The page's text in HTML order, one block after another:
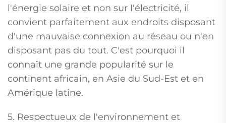
l'énergie solaire et non sur l'électricité, il
convient parfaitement aux endroits disposant
d'une mauvaise connexion au réseau ou n'en
disposant pas du tout. C'est pourquoi il
connaît une grande popularité sur le
continent africain, en Asie du Sud-Est et en
Amérique latine.
5. Respectueux de l'environnement et